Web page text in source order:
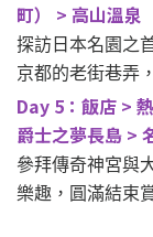
町） > 高山溫泉
探訪日本名園之
京都的老街巷弄
Day 5：飯店 >
爵士之夢長島 >
參拜傳奇神宮與
樂趣，圓滿結束